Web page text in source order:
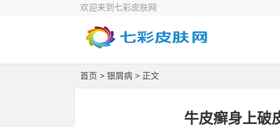
欢迎来到七彩皮肤网
首页 > 银屑病 > 正文
牛皮癣身上破